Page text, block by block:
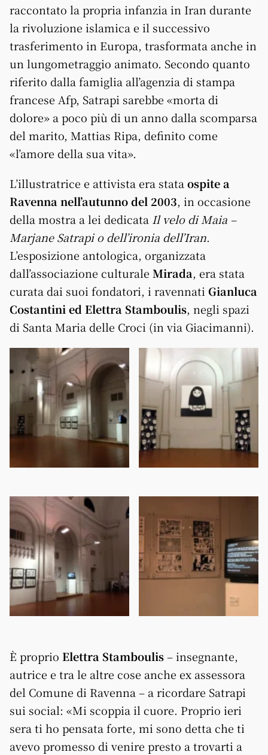
raccontato la propria infanzia in Iran durante
la rivoluzione islamica e il successivo
trasferimento in Europa, trasformata anche in
un lungometraggio animato. Secondo quanto
riferito dalla famiglia all’agenzia di stampa
francese Afp, Satrapi sarebbe «morta di
dolore» a poco più di un anno dalla scomparsa
del marito, Mattias Ripa, definito come
«l’amore della sua vita».
L’illustratrice e attivista era stata ospite a
Ravenna nell’autunno del 2003, in occasione
della mostra a lei dedicata Il velo di Maia –
Marjane Satrapi o dell’ironia dell’Iran.
L’esposizione antologica, organizzata
dall’associazione culturale Mirada, era stata
curata dai suoi fondatori, i ravennati Gianluca
Costantini ed Elettra Stamboulis, negli spazi
di Santa Maria delle Croci (in via Giacimanni).
È proprio Elettra Stamboulis– insegnante,
autrice e tra le altre cose anche ex assessora
del Comune di Ravenna – a ricordare Satrapi
sui social: «Mi scoppia il cuore. Proprio ieri
sera ti ho pensata forte, mi sono detta che ti
avevo promesso di venire presto a trovarti a